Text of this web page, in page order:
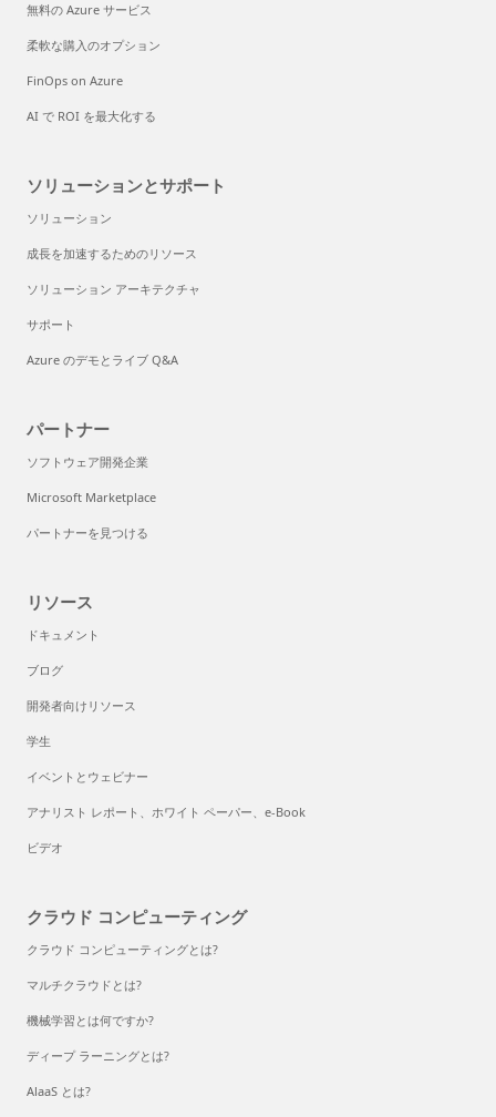
無料の Azure サービス
柔軟な購入のオプション
FinOps on Azure
AI で ROI を最大化する
ソリューションとサポート
ソリューション
成長を加速するためのリソース
ソリューション アーキテクチャ
サポート
Azure のデモとライブ Q&A
パートナー
ソフトウェア開発企業
Microsoft Marketplace
パートナーを見つける
リソース
ドキュメント
ブログ
開発者向けリソース
学生
イベントとウェビナー
アナリスト レポート、ホワイト ペーパー、e-Book
ビデオ
クラウド コンピューティング
クラウド コンピューティングとは?
マルチクラウドとは?
機械学習とは何ですか?
ディープ ラーニングとは?
AlaaS とは?